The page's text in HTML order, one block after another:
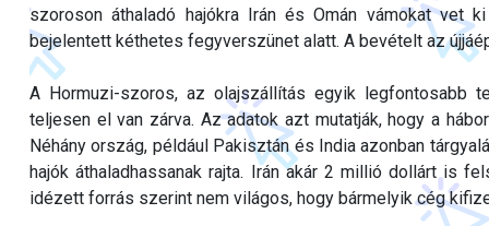
szoroson áthaladó hajókra Irán és Omán vámokat vet
bejelentett kéthetes fegyverszünet alatt. A bevételt az
A Hormuzi-szoros, az olajszállítás egyik legfontosabb
teljesen el van zárva. Az adatok azt mutatják, hogy a
Néhány ország, például Pakisztán és India azonban
hajók áthaladhassanak rajta. Irán akár 2 millió dollárt is
idézett forrás szerint nem világos, hogy bármelyik cég